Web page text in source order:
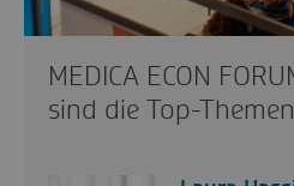
MEDICA ECON
sind die Top-Themen